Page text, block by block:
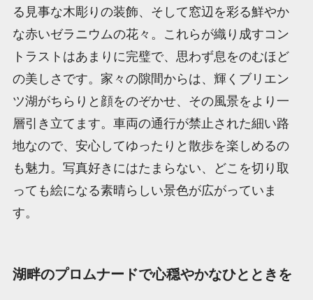
る見事な木彫りの装飾、そして窓辺を彩る鮮やか
な赤いゼラニウムの花々。これらが織り成すコン
トラストはあまりに完璧で、思わず息をのむほど
の美しさです。家々の隙間からは、輝くブリエン
ツ湖がちらりと顔をのぞかせ、その風景をより一
層引き立てます。車両の通行が禁止された細い路
地なので、安心してゆったりと散歩を楽しめるの
も魅力。写真好きにはたまらない、どこを切り取
っても絵になる素晴らしい景色が広がっていま
す。
湖畔のプロムナードで心穏やかなひとときを